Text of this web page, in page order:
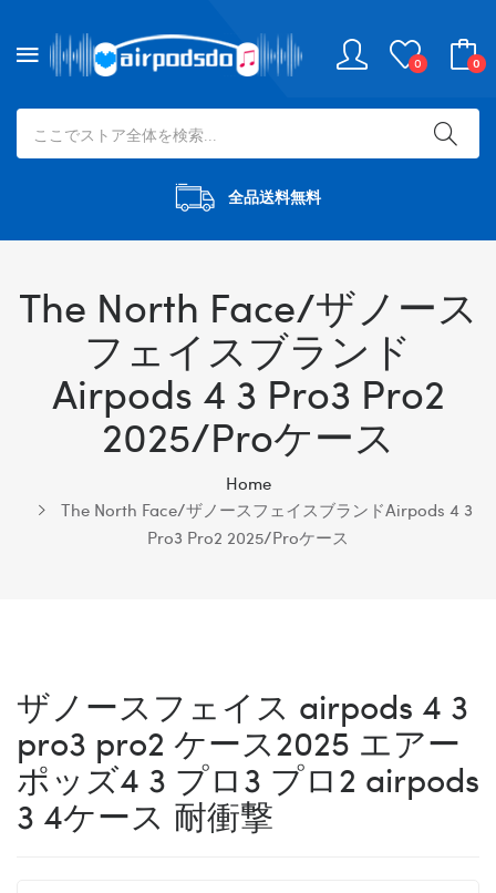
0 0
全品送料無料
The North Face/ザノース
フェイスブランド
Airpods 4 3 Pro3 Pro2
2025/proケース
Home
The North Face/ザノースフェイスブランドAirpods 4 3
Pro3 Pro2 2025/proケース
ザノースフェイス airpods 4 3
pro3 pro2 ケース2025 エアー
ポッズ4 3 プロ3 プロ2 airpods
3 4ケース 耐衝撃